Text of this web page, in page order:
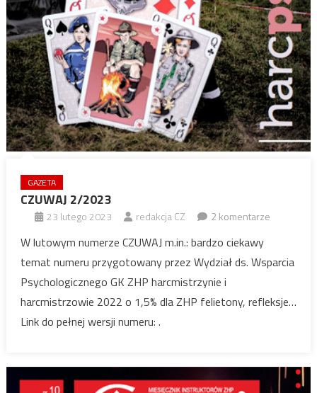
GAZETA
CZUWAJ 2/2023
23 lutego 2023 redakcja CZ 2 komentarze
W lutowym numerze CZUWAJ m.in.: bardzo ciekawy
temat numeru przygotowany przez Wydział ds. Wsparcia
Psychologicznego GK ZHP harcmistrzynie i
harcmistrzowie 2022 o 1,5% dla ZHP felietony, refleksje…
Link do pełnej wersji numeru: .